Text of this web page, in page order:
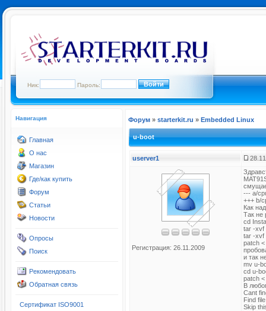
Ник: Пароль:
Навигация
Главная
О нас
Магазин
Где/как купить
Форум
Статьи
Новости
Опросы
Поиск
Рекомендовать
Обратная связь
Сертификат ISO9001
Форум » starterkit.ru » Embedded Linux
u-boot
userver1
Регистрация: 26.11.2009
--- a/
+++ b/
Как
Так не
cd
tar -xvf
tar -xvf
patch
и так
mv u-
cd u-
patch
В
Cant
Find
Skip